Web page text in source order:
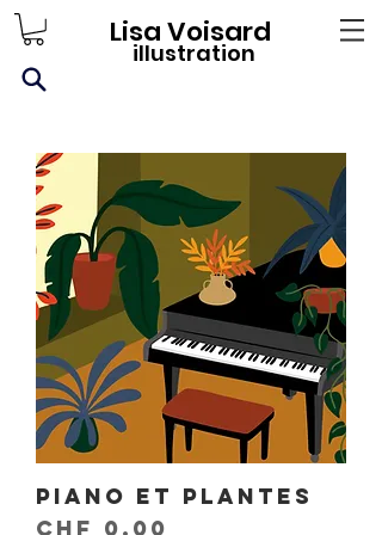
Lisa Voisard
illustration
Piano et plantes
Prix
CHF 0.00